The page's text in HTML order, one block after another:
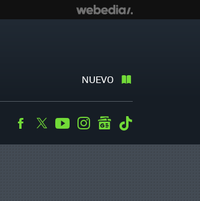
NUEVO
Facebook
TwitterYoutubeInstagramgooglenews